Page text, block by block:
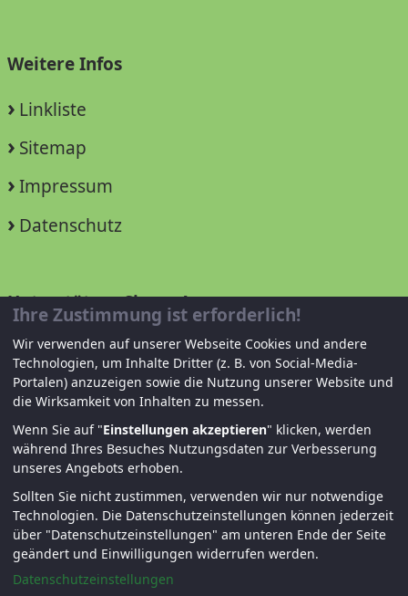
Weitere Infos
Linkliste
Sitemap
Impressum
Datenschutz
Unterstützen Sie uns!
Mitglied werden
Spenden und helfen
© KJF Regensburg – Alle Rechte vorbehalten. |
Fernwartung|Anmelden
Ihre Zustimmung ist erforderlich!
Wir verwenden auf unserer Webseite Cookies und andere
Technologien, um Inhalte Dritter (z. B. von Social-Media-
Portalen) anzuzeigen sowie die Nutzung unserer Website und
die Wirksamkeit von Inhalten zu messen.
Wenn Sie auf "Einstellungen akzeptieren" klicken, werden
während Ihres Besuches Nutzungsdaten zur Verbesserung
unseres Angebots erhoben.
Sollten Sie nicht zustimmen, verwenden wir nur notwendige
Technologien. Die Datenschutzeinstellungen können jederzeit
über "Datenschutzeinstellungen" am unteren Ende der Seite
geändert und Einwilligungen widerrufen werden.
Datenschutzeinstellungen